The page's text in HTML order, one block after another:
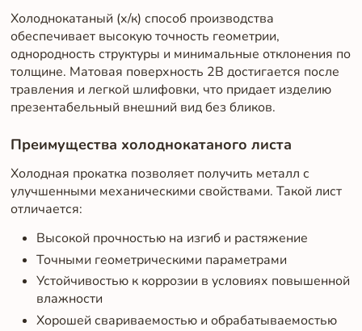
Холоднокатаный (х/к) способ производства
обеспечивает высокую точность геометрии,
однородность структуры и минимальные отклонения по
толщине. Матовая поверхность 2B достигается после
травления и легкой шлифовки, что придает изделию
презентабельный внешний вид без бликов.
Преимущества холоднокатаного листа
Холодная прокатка позволяет получить металл с
улучшенными механическими свойствами. Такой лист
отличается:
Высокой прочностью на изгиб и растяжение
Точными геометрическими параметрами
Устойчивостью к коррозии в условиях повышенной
влажности
Хорошей свариваемостью и обрабатываемостью